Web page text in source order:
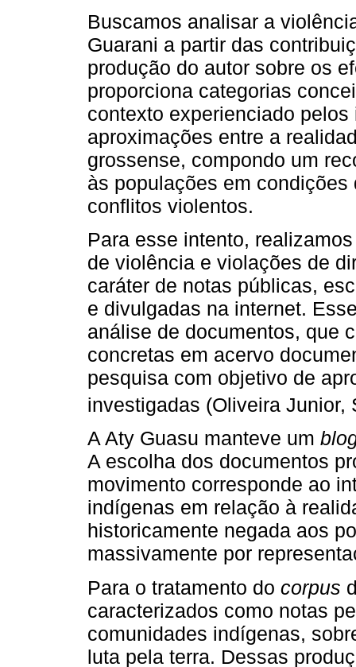
Buscamos analisar a
Guarani a partir das
produção do autor sobre os
proporciona categorias
contexto experienciado
aproximações entre a
grossense, compondo um
às populações em
conflitos violentos.
Para esse intento,
de violência e violações de
caráter de notas públicas,
e divulgadas na internet.
análise de documentos, que
concretas em acervo
pesquisa com objetivo de
investigadas (Oliveira
A Aty Guasu manteve um
A escolha dos documentos
movimento corresponde ao
indígenas em relação à
historicamente negada aos
massivamente por
Para o tratamento do corpus
caracterizados como notas
comunidades indígenas,
luta pela terra. Dessas